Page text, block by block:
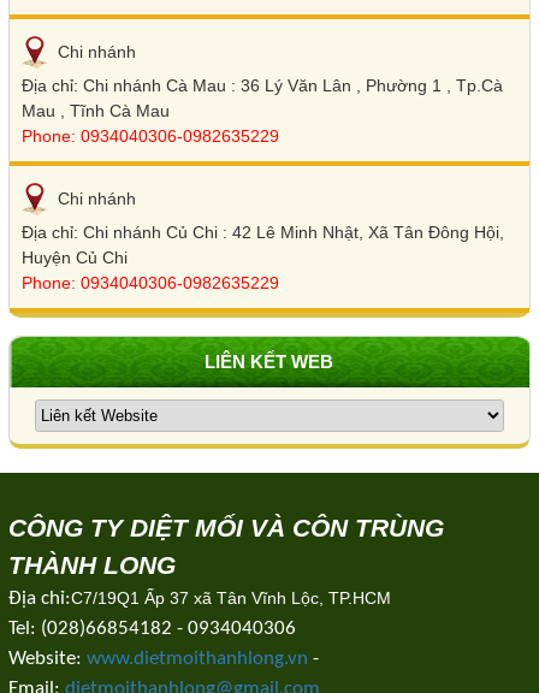
Chi nhánh
Địa chỉ: Chi nhánh Cà Mau : 36 Lý Văn Lân , Phường 1 , Tp.Cà
Mau , Tĩnh Cà Mau
Phone: 0934040306-0982635229
Chi nhánh
Địa chỉ: Chi nhánh Củ Chi : 42 Lê Minh Nhật, Xã Tân Đông Hội,
Huyện Củ Chi
Phone: 0934040306-0982635229
LIÊN KẾT WEB
CÔNG TY DIỆT MỐI VÀ CÔN TRÙNG
THÀNH LONG
Địa chỉ:C7/19Q1 Ấp 37 xã Tân Vĩnh Lộc, TP.HCM
Tel: (028)66854182 - 0934040306
Website: www.dietmoithanhlong.vn -
Email: dietmoithanhlong@gmail.com